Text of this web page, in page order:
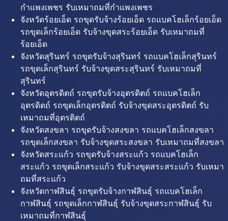
กำแพงเพชร รับเหมาถมที่กำแพงเพชร
จังหวัดร้อยเอ็ด รถขุดรับจ้างร้อยเอ็ด รถแบคโฮเล็กร้อยเอ็ด
รถขุดเล็กร้อยเอ็ด รับจ้างขุดสระร้อยเอ็ด รับเหมาถมที่
ร้อยเอ็ด
จังหวัดสุรินทร์ รถขุดรับจ้างสุรินทร์ รถแบคโฮเล็กสุรินทร์
รถขุดเล็กสุรินทร์ รับจ้างขุดสระสุรินทร์ รับเหมาถมที่
สุรินทร์
จังหวัดอุตรดิตถ์ รถขุดรับจ้างอุตรดิตถ์ รถแบคโฮเล็ก
อุตรดิตถ์ รถขุดเล็กอุตรดิตถ์ รับจ้างขุดสระอุตรดิตถ์ รับ
เหมาถมที่อุตรดิตถ์
จังหวัดสงขลา รถขุดรับจ้างสงขลา รถแบคโฮเล็กสงขลา
รถขุดเล็กสงขลา รับจ้างขุดสระสงขลา รับเหมาถมที่สงขลา
จังหวัดสระแก้ว รถขุดรับจ้างสระแก้ว รถแบคโฮเล็ก
สระแก้ว รถขุดเล็กสระแก้ว รับจ้างขุดสระสระแก้ว รับเหมา
ถมที่สระแก้ว
จังหวัดกาฬสินธุ์ รถขุดรับจ้างกาฬสินธุ์ รถแบคโฮเล็ก
กาฬสินธุ์ รถขุดเล็กกาฬสินธุ์ รับจ้างขุดสระกาฬสินธุ์ รับ
เหมาถมที่กาฬสินธุ์